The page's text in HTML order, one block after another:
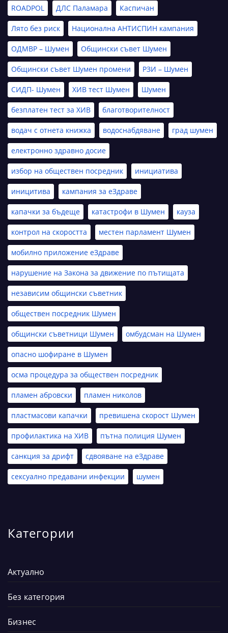
ROADPOL ДЛС Паламара Каспичан
Лято без риск Национална АНТИСПИН кампания
ОДМВР – Шумен Общински съвет Шумен
Общински съвет Шумен промени РЗИ – Шумен
СИДП- Шумен ХИВ тест Шумен Шумен
безплатен тест за ХИВ благотворителност
водач с отнета книжка водоснабдяване град шумен
електронно здравно досие
избор на обществен посредник инициатива
иницитива кампания за еЗдраве
капачки за бъдеще катастрофи в Шумен кауза
контрол на скоростта местен парламент Шумен
мобилно приложение еЗдраве
нарушение на Закона за движение по пътищата
независим общински съветник
обществен посредник Шумен
общински съветници Шумен омбудсман на Шумен
опасно шофиране в Шумен
осма процедура за обществен посредник
пламен абровски пламен николов
пластмасови капачки превишена скорост Шумен
профилактика на ХИВ пътна полиция Шумен
санкция за дрифт сдвояване на еЗдраве
сексуално предавани инфекции шумен
Категории
Актуално
Без категория
Бизнес